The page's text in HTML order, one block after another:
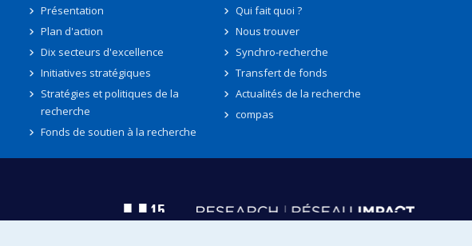
Présentation
Plan d'action
Dix secteurs d'excellence
Initiatives stratégiques
Stratégies et politiques de la
recherche
Fonds de soutien à la recherche
Qui fait quoi ?
Nous trouver
Synchro-recherche
Transfert de fonds
Actualités de la recherche
compas